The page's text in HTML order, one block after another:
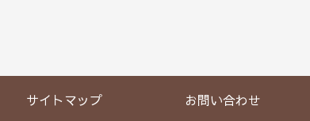
サイトマップ お問い合わせ